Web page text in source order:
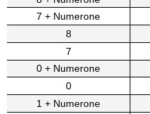
7 + Numerone
8
7
0 + Numerone
0
1 + Numerone